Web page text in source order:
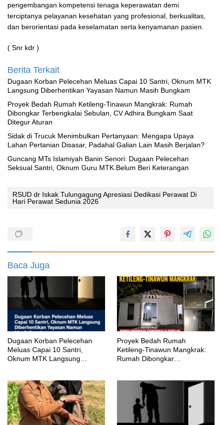
pengembangan kompetensi tenaga keperawatan demi
terciptanya pelayanan kesehatan yang profesional, berkualitas,
dan berorientasi pada keselamatan serta kenyamanan pasien.
( Snr kdr )
Berita Terkait
‎Dugaan Korban Pelecehan Meluas Capai 10 Santri, Oknum MTK
Langsung Diberhentikan Yayasan Namun Masih Bungkam
Proyek Bedah Rumah Ketileng-Tinawun Mangkrak: Rumah
Dibongkar Terbengkalai Sebulan, CV Adhira Bungkam Saat
Ditegur Aturan
‎Sidak di Trucuk Menimbulkan Pertanyaan: Mengapa Upaya
Lahan Pertanian Disasar, Padahal Galian Lain Masih Berjalan?
Guncang MTs Islamiyah Banin Senori: Dugaan Pelecehan
Seksual Santri, Oknum Guru MTK Belum Beri Keterangan
RSUD dr Iskak Tulungagung Apresiasi Dedikasi Perawat Di
Hari Perawat Sedunia 2026
Baca Juga
‎Dugaan Korban Pelecehan
Meluas Capai 10 Santri,
Oknum MTK Langsung
Proyek Bedah Rumah
Ketileng-Tinawun Mangkrak:
Rumah Dibongkar